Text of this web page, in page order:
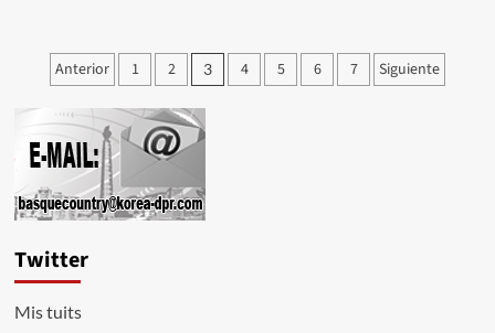
JONG
UN
otra
vez
el
balneario
de
Yangdok
Paginación
de
entradas
Anterior 1 2 3 4 5 6 7 Siguiente
Twitter
Mis tuits